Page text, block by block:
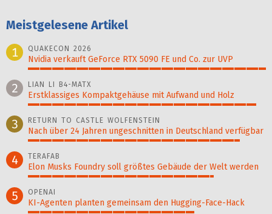
Meistgelesene Artikel
1
QUAKECON 2026
Nvidia verkauft GeForce RTX 5090 FE und Co. zur UVP
2 LIAN LI B4-MATX
Erstklassiges Kompaktgehäuse mit Aufwand und Holz
3 RETURN TO CASTLE WOLFENSTEIN
Nach über 24 Jahren ungeschnitten in Deutschland verfügbar
4 TERAFAB
Elon Musks Foundry soll größ­tes Gebäude der Welt werden
5 OPENAI
KI-Agenten planten gemein­sam den Hugging-Face-Hack